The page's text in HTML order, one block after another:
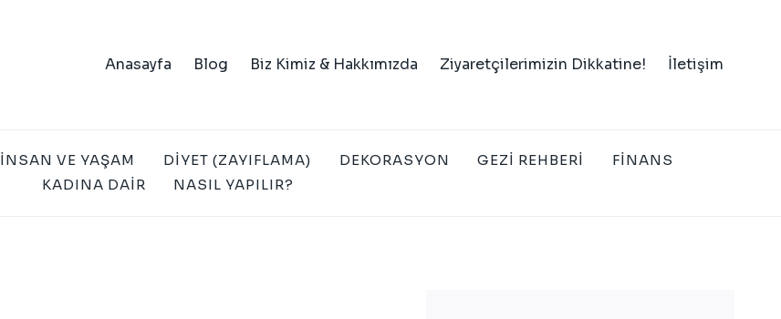
Anasayfa Blog Biz Kimiz & Hakkımızda Ziyaretçilerimizin Dikkatine! İletişim
İNSAN VE YAŞAM DIYET (ZAYIFLAMA) DEKORASYON GEZI REHBERI
FINANS
KADINA DAIR
NASIL YAPILIR?